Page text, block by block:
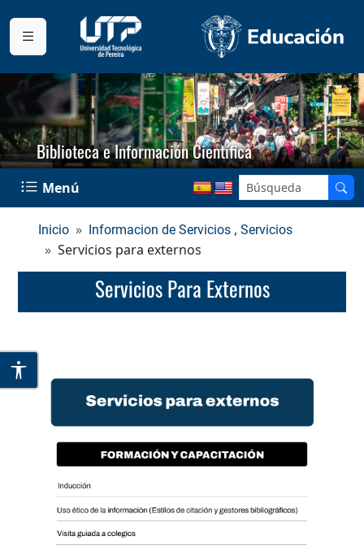
Biblioteca e Información Científica
Menú
Inicio Informacion de Servicios , Servicios
Servicios para externos
Servicios Para Externos